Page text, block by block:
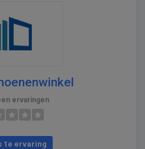
ervaringen
1e ervaring